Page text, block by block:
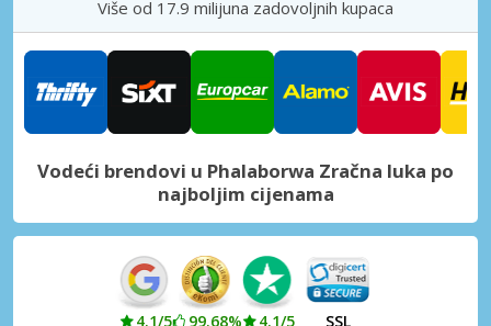
Više od 17.9 milijuna zadovoljnih kupaca
Vodeći brendovi u Phalaborwa Zračna luka po
najboljim cijenama
4.1/5 99.68% 4.1/5 SSL